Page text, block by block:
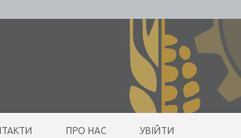
ПРО НАС УВІЙТИ